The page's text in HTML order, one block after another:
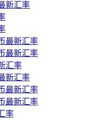
新汇率
最新汇率
最新汇率
汇率
新汇率
最新汇率
最新汇率
率